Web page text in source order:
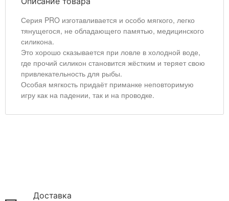
Серия PRO изготавливается и особо мягкого, легко
тянущегося, не обладающего памятью, медицинского
силикона.
Это хорошо сказывается при ловле в холодной воде,
где прочий силикон становится жёстким и теряет свою
привлекательность для рыбы.
Особая мягкость придаёт приманке неповторимую
игру как на падении, так и на проводке.
Доставка